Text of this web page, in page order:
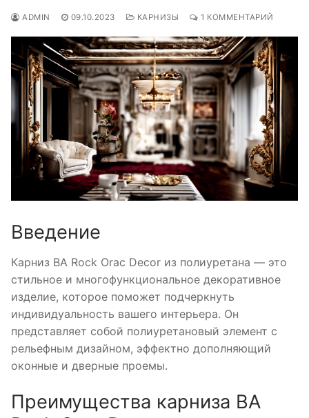
ADMIN 09.10.2023 КАРНИЗЫ 1 КОММЕНТАРИЙ
Введение
Карниз BA Rock Orac Decor из полиуретана — это
стильное и многофункциональное декоративное
изделие, которое поможет подчеркнуть
индивидуальность вашего интерьера. Он
представляет собой полиуретановый элемент с
рельефным дизайном, эффектно дополняющий
оконные и дверные проемы.
Преимущества карниза BA